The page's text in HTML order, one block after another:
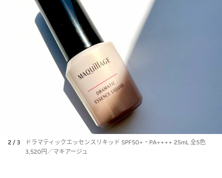
2 / 3
ドラマティックエッセンスリキッド SPF50+・PA++++ 25mL 全5色
3,520円／マキアージュ